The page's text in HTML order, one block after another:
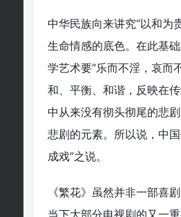
中华民族向来讲究“以和为
生命情感的底色。在此基
学艺术要“乐而不淫，哀而
和、平衡、和谐，反映在
中从来没有彻头彻尾的悲
悲剧的元素。所以说，中
成戏”之说。
《繁花》虽然并非一部喜
当下大部分电视剧的又一